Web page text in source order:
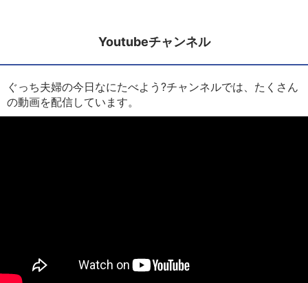
Youtubeチャンネル
ぐっち夫婦の今日なにたべよう?チャンネルでは、たくさん
の動画を配信しています。